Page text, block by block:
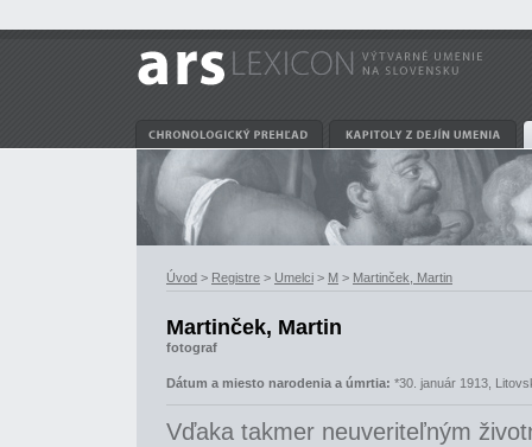
Úvod > Registre > Umelci > M > Martinček, Martin
Martinček, Martin
fotograf
Dátum a miesto narodenia a úmrtia: *30. január 1913,
Vďaka takmer neuveriteľným